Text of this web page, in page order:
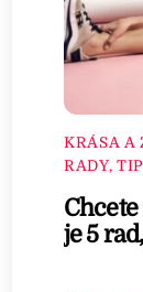
KRÁSA A
RADY,
je 5